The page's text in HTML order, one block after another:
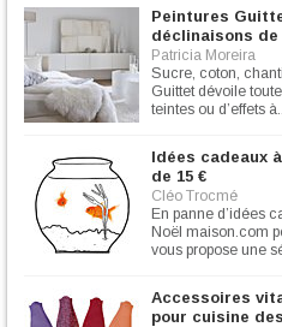
Peintures
déclinaisons de
Patricia Moreira
Sucre, coton,
Guittet dévoile
teintes ou d’effets
Idées cadeaux
de 15 €
Cléo Trocmé
En panne d’idées
Noël maison.com
vous propose une
Accessoires
pour cuisine